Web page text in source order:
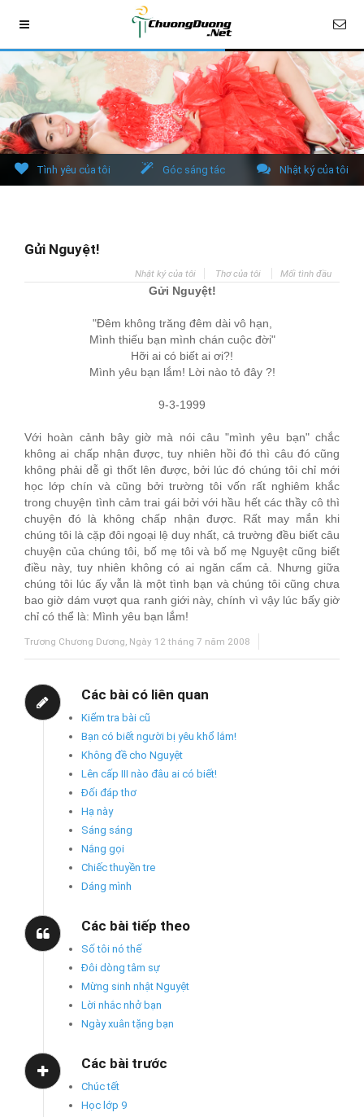
Tình yêu của tôi Góc sáng tác Nhật ký của tôi
Gửi Nguyệt!
Nhật ký của tôi Thơ của tôi Mối tình đầu
Gửi Nguyệt!
"Đêm không trăng đêm dài vô hạn,
Mình thiếu bạn mình chán cuộc đời"
Hỡi ai có biết ai ơi?!
Mình yêu bạn lắm! Lời nào tỏ đây ?!
9-3-1999
Với hoàn cảnh bây giờ mà nói câu "mình yêu bạn" chắc
không ai chấp nhận được, tuy nhiên hồi đó thì câu đó cũng
không phải dễ gì thốt lên được, bởi lúc đó chúng tôi chỉ mới
học lớp chín và cũng bởi trường tôi vốn rất nghiêm khắc
trong chuyện tình cảm trai gái bởi với hầu hết các thầy cô thì
chuyện đó là không chấp nhận được. Rất may mắn khi
chúng tôi là cặp đôi ngoại lệ duy nhất, cả trường đều biết câu
chuyện của chúng tôi, bố mẹ tôi và bố mẹ Nguyệt cũng biết
điều này, tuy nhiên không có ai ngăn cấm cả. Nhưng giữa
chúng tôi lúc ấy vẫn là một tình bạn và chúng tôi cũng chưa
bao giờ dám vượt qua ranh giới này, chính vì vậy lúc bấy giờ
chỉ có thể là: Mình yêu bạn lắm!
Trương Chương Dương, Ngày 12 tháng 7 năm 2008
Các bài có liên quan
Kiểm tra bài cũ
Bạn có biết người bị yêu khổ lắm!
Không đề cho Nguyệt
Lên cấp III nào đâu ai có biết!
Đối đáp thơ
Hạ này
Sáng sáng
Nắng gọi
Chiếc thuyền tre
Dáng mình
Các bài tiếp theo
Số tôi nó thế
Đôi dòng tâm sự
Mừng sinh nhật Nguyệt
Lời nhắc nhở bạn
Ngày xuân tặng bạn
Các bài trước
Chúc tết
Học lớp 9